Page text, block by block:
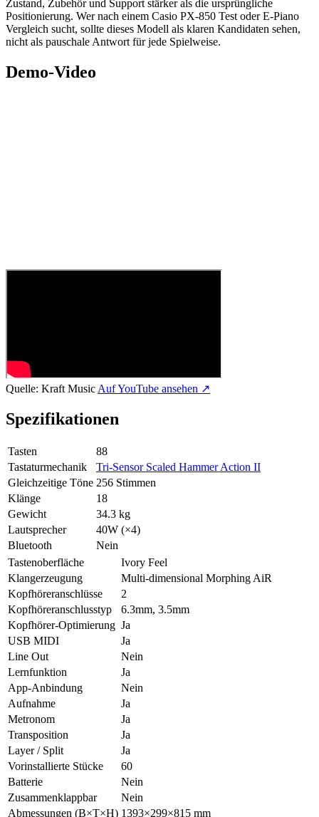
Zustand, Zubehör und Support stärker als die ursprüngliche
Positionierung. Wer nach einem Casio PX-850 Test oder E-Piano
Vergleich sucht, sollte dieses Modell als klaren Kandidaten sehen,
nicht als pauschale Antwort für jede Spielweise.
Demo-Video
Quelle: Kraft Music Auf YouTube ansehen ↗
Spezifikationen
Tasten
88
Tastaturmechanik
Tri-Sensor Scaled Hammer Action II
Gleichzeitige Töne 256 Stimmen
Klänge
18
Gewicht
34.3 kg
Lautsprecher
40W (×4)
Bluetooth
Nein
Tastenoberfläche
Ivory Feel
Klangerzeugung
Multi-dimensional Morphing AiR
Kopfhöreranschlüsse
2
Kopfhöreranschlusstyp
6.3mm, 3.5mm
Kopfhörer-Optimierung Ja
USB MIDI
Ja
Line Out
Nein
Lernfunktion
Ja
App-Anbindung
Nein
Aufnahme
Ja
Metronom
Ja
Transposition
Ja
Layer / Split
Ja
Vorinstallierte Stücke
60
Batterie
Nein
Zusammenklappbar
Nein
Abmessungen (B×T×H) 1393×299×815 mm